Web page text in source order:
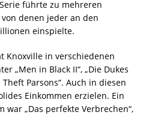
führte zu mehreren
denen jeder an den
einspielte.
Knoxville in verschiedenen
„Men in Black II“, „Die Dukes
Parsons“. Auch in diesen
Einkommen erzielen. Ein
war „Das perfekte Verbrechen“,